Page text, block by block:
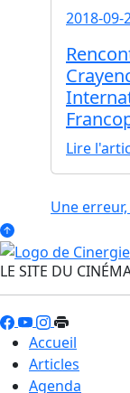
2018-09-
Lire
Une
LE SITE DU
Accueil
Articles
Agenda